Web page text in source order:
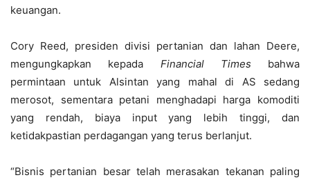
keuangan.
Cory Reed, presiden divisi pertanian dan lahan Deere,
mengungkapkan kepada Financial Times bahwa
permintaan untuk Alsintan yang mahal di AS sedang
merosot, sementara petani menghadapi harga komoditi
yang rendah, biaya input yang lebih tinggi, dan
ketidakpastian perdagangan yang terus berlanjut.
“Bisnis pertanian besar telah merasakan tekanan paling